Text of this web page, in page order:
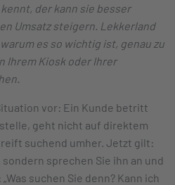
der kann sie besser
Umsatz steigern. Lekkerland
es so wichtig ist, genau zu
Ihrem Kiosk oder Ihrer
vor: Ein Kunde betritt
geht nicht auf direktem
suchend umher. Jetzt gilt:
sprechen Sie ihn an und
suchen Sie denn? Kann ich